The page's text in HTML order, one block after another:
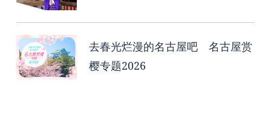
去春光烂漫的名古屋吧 名古屋赏
樱专题2026